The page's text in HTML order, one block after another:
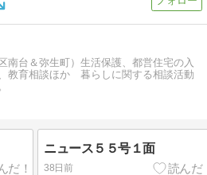
南台＆弥生町）生活保護、都営住宅の入
教育相談ほか 暮らしに関する相談活動
ニュース５５号１面
38日前